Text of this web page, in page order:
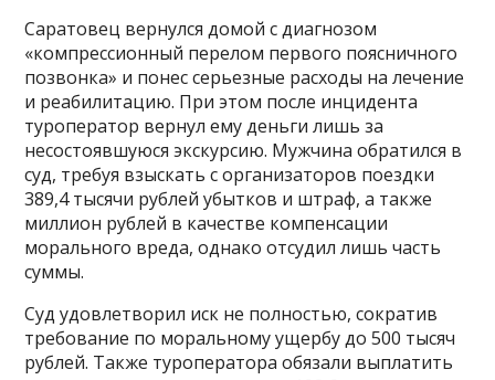
Саратовец вернулся домой с диагнозом
«компрессионный перелом первого поясничного
позвонка» и понес серьезные расходы на лечение
и реабилитацию. При этом после инцидента
туроператор вернул ему деньги лишь за
несостоявшуюся экскурсию. Мужчина обратился в
суд, требуя взыскать с организаторов поездки
389,4 тысячи рублей убытков и штраф, а также
миллион рублей в качестве компенсации
морального вреда, однако отсудил лишь часть
суммы.
Суд удовлетворил иск не полностью, сократив
требование по моральному ущербу до 500 тысяч
рублей. Также туроператора обязали выплатить